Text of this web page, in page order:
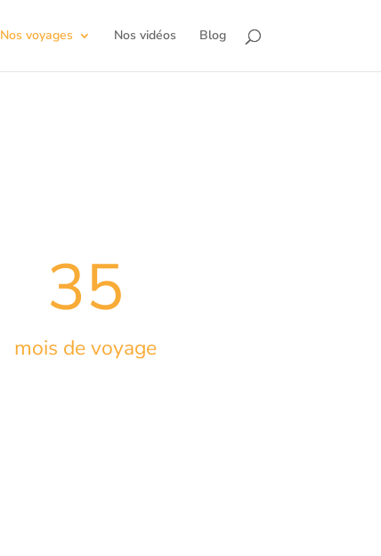
Nos voyages Nos vidéos Blog
35
mois de voyage